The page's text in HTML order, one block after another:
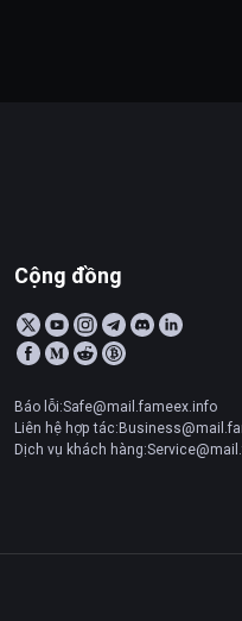
Cộng đồng
Báo lỗi:Safe@mail.fameex.info
Liên hệ hợp
Dịch vụ khách